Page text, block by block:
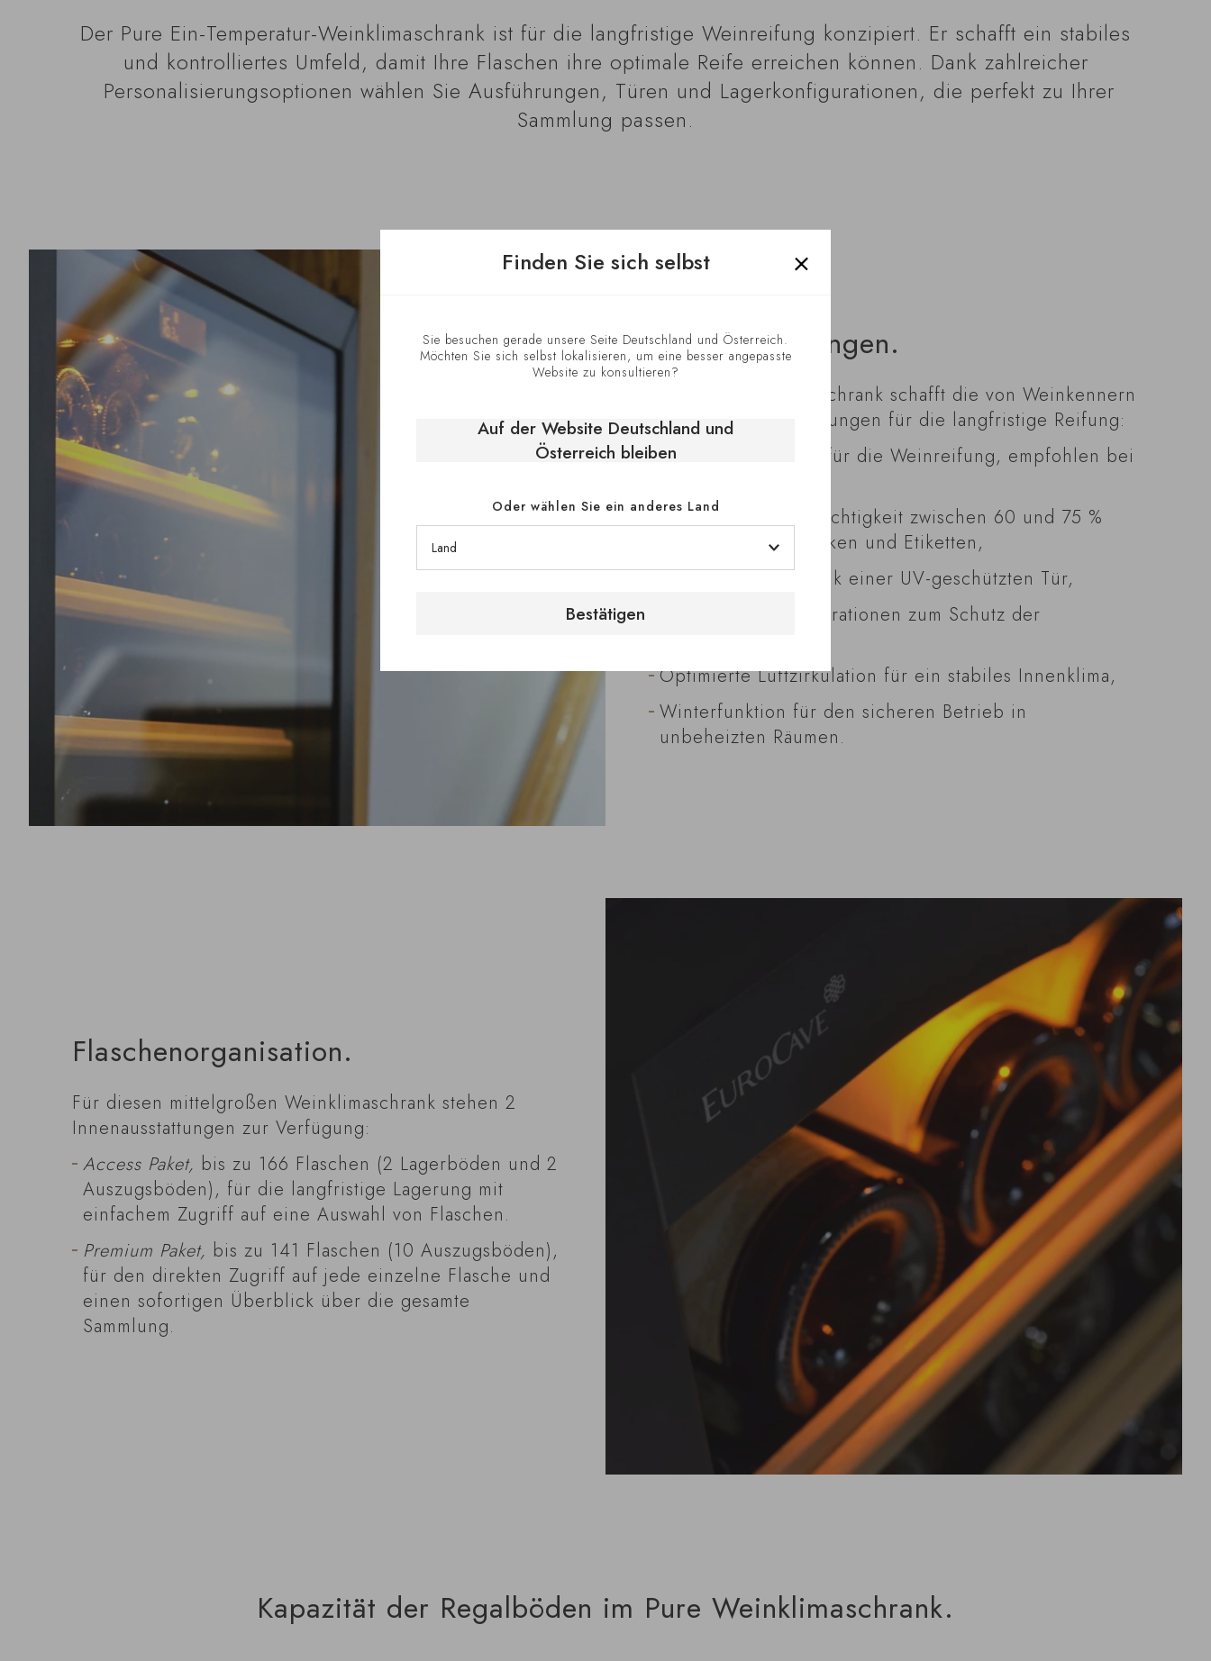
Der Pure Ein-Temperatur-Weinklimaschrank ist für die langfristige Weinreifung konzipiert. Er schafft ein stabiles
und kontrolliertes Umfeld, damit Ihre Flaschen ihre optimale Reife erreichen können. Dank zahlreicher
Personalisierungsoptionen wählen Sie Ausführungen, Türen und Lagerkonfigurationen, die perfekt zu Ihrer
Sammlung passen.
Lagerbedingungen.
Der Pure Weinklimaschrank schafft die von Weinkennern
empfohlenen Bedingungen für die langfristige Reifung:
Stabile Temperatur für die Weinreifung, empfohlen bei
Kontrollierte Luftfeuchtigkeit zwischen 60 und 75 %
zum Schutz von Korken und Etiketten,
Schutz vor Licht dank einer UV-geschützten Tür,
Reduzierte Mikrovibrationen zum Schutz der
Optimierte Luftzirkulation für ein stabiles Innenklima,
Winterfunktion für den sicheren Betrieb in
unbeheizten Räumen.
Flaschenorganisation.
Für diesen mittelgroßen Weinklimaschrank stehen 2
Innenausstattungen zur Verfügung:
Access Paket, bis zu 166 Flaschen (2 Lagerböden und 2
Auszugsböden), für die langfristige Lagerung mit
einfachem Zugriff auf eine Auswahl von Flaschen.
Premium Paket, bis zu 141 Flaschen (10 Auszugsböden),
für den direkten Zugriff auf jede einzelne Flasche und
einen sofortigen Überblick über die gesamte
Sammlung.
Kapazität der Regalböden im Pure Weinklimaschrank.
Finden Sie sich selbst
Sie besuchen gerade unsere Seite Deutschland und Österreich.
Möchten Sie sich selbst lokalisieren, um eine besser angepasste
Website zu konsultieren?
Auf der Website Deutschland und
Österreich bleiben
Oder wählen Sie ein anderes Land
Bestätigen